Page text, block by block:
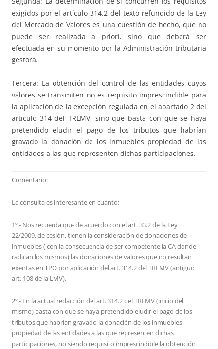
exigidos por el artículo 314.2 del texto refundido de la Ley
del Mercado de Valores es una cuestión de hecho, que no
puede ser realizada a priori, sino que deberá ser
efectuada en su momento por la Administración tributaria
gestora.
Tercera: La obtención del control de las entidades cuyos
valores se transmiten no es requisito imprescindible para
la aplicación de la excepción regulada en el apartado 2 del
artículo 314 del TRLMV, sino que basta con que se haya
pretendido eludir el pago de los tributos que habrían
gravado la donación de los inmuebles propiedad de las
entidades a las que representen dichas participaciones.
Comentario:
La consulta es interesante en cuanto:
1º.- Nos recuerda que de acuerdo con el art. 33.2 de la Ley
22/2009, de cesión, tienen la consideración de donaciones de
inmuebles ( con la consecuencia de ser competente la CA donde
radican los mismos) las donaciones de valores que no resultan
exentas en TPO por aplicación del art. 314.2 del TRLMV (antiguo
art. 108 de la LMV).
2º.- En la actual redacción del art. 314.2 del TRLMV (inicio del
mismo) basta con que se haya pretendido eludir el pago de los
tributos que habrían gravado la donación de los inmuebles
propiedad de las entidades a las que representen dichas
participaciones, no siendo requisito imprescindible la obtención